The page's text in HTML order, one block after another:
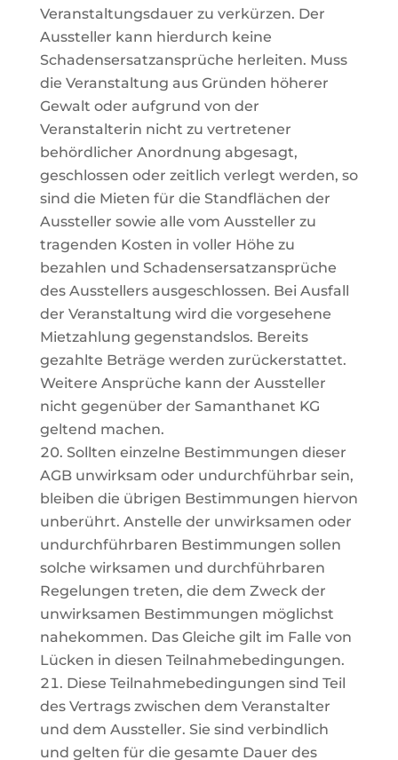
Veranstaltungsdauer zu verkürzen. Der
Aussteller kann hierdurch keine
Schadensersatzansprüche herleiten. Muss
die Veranstaltung aus Gründen höherer
Gewalt oder aufgrund von der
Veranstalterin nicht zu vertretener
behördlicher Anordnung abgesagt,
geschlossen oder zeitlich verlegt werden, so
sind die Mieten für die Standflächen der
Aussteller sowie alle vom Aussteller zu
tragenden Kosten in voller Höhe zu
bezahlen und Schadensersatzansprüche
des Ausstellers ausgeschlossen. Bei Ausfall
der Veranstaltung wird die vorgesehene
Mietzahlung gegenstandslos. Bereits
gezahlte Beträge werden zurückerstattet.
Weitere Ansprüche kann der Aussteller
nicht gegenüber der Samanthanet KG
geltend machen.
Sollten einzelne Bestimmungen dieser
AGB unwirksam oder undurchführbar sein,
bleiben die übrigen Bestimmungen hiervon
unberührt. Anstelle der unwirksamen oder
undurchführbaren Bestimmungen sollen
solche wirksamen und durchführbaren
Regelungen treten, die dem Zweck der
unwirksamen Bestimmungen möglichst
nahekommen. Das Gleiche gilt im Falle von
Lücken in diesen Teilnahmebedingungen.
Diese Teilnahmebedingungen sind Teil
des Vertrags zwischen dem Veranstalter
und dem Aussteller. Sie sind verbindlich
und gelten für die gesamte Dauer des